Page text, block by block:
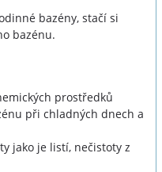
bazény, stačí si
bazénu.
prostředků
při chladných dnech a
jako je listí, nečistoty z